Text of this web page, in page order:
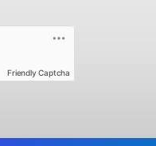
Friendly Captcha